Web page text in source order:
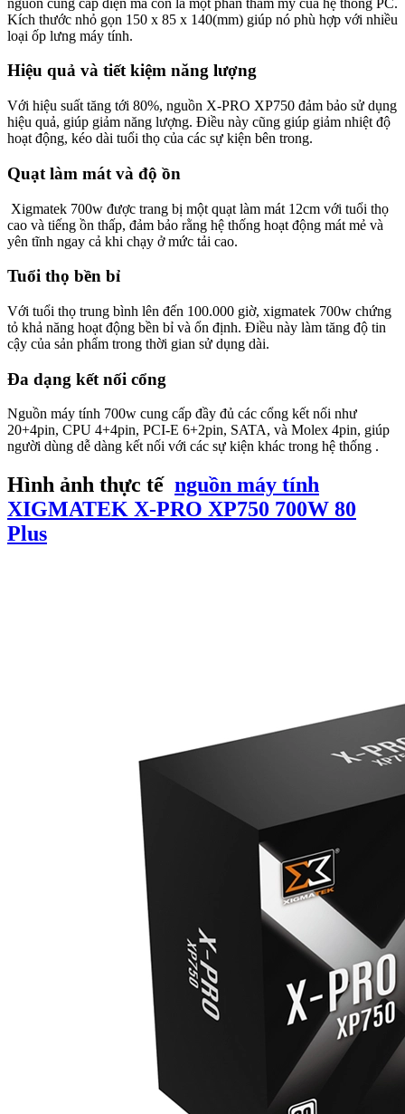
Kích thước nhỏ gọn 150 x 85 x 140(mm) giúp nó phù hợp với nhiều
loại ốp lưng máy tính.
Hiệu quả và tiết kiệm năng lượng
Với hiệu suất tăng tới 80%, nguồn X-PRO XP750 đảm bảo sử dụng
hiệu quả, giúp giảm năng lượng. Điều này cũng giúp giảm nhiệt độ
hoạt động, kéo dài tuổi thọ của các sự kiện bên trong.
Quạt làm mát và độ ồn
Xigmatek 700w được trang bị một quạt làm mát 12cm với tuổi thọ
cao và tiếng ồn thấp, đảm bảo rằng hệ thống hoạt động mát mẻ và
yên tĩnh ngay cả khi chạy ở mức tải cao.
Tuổi thọ bền bỉ
Với tuổi thọ trung bình lên đến 100.000 giờ, xigmatek 700w chứng
tỏ khả năng hoạt động bền bỉ và ổn định. Điều này làm tăng độ tin
cậy của sản phẩm trong thời gian sử dụng dài.
Đa dạng kết nối cổng
Nguồn máy tính 700w cung cấp đầy đủ các cổng kết nối như
20+4pin, CPU 4+4pin, PCI-E 6+2pin, SATA, và Molex 4pin, giúp
người dùng dễ dàng kết nối với các sự kiện khác trong hệ thống .
Hình ảnh thực tế nguồn máy tính
XIGMATEK X-PRO XP750 700W 80
Plus